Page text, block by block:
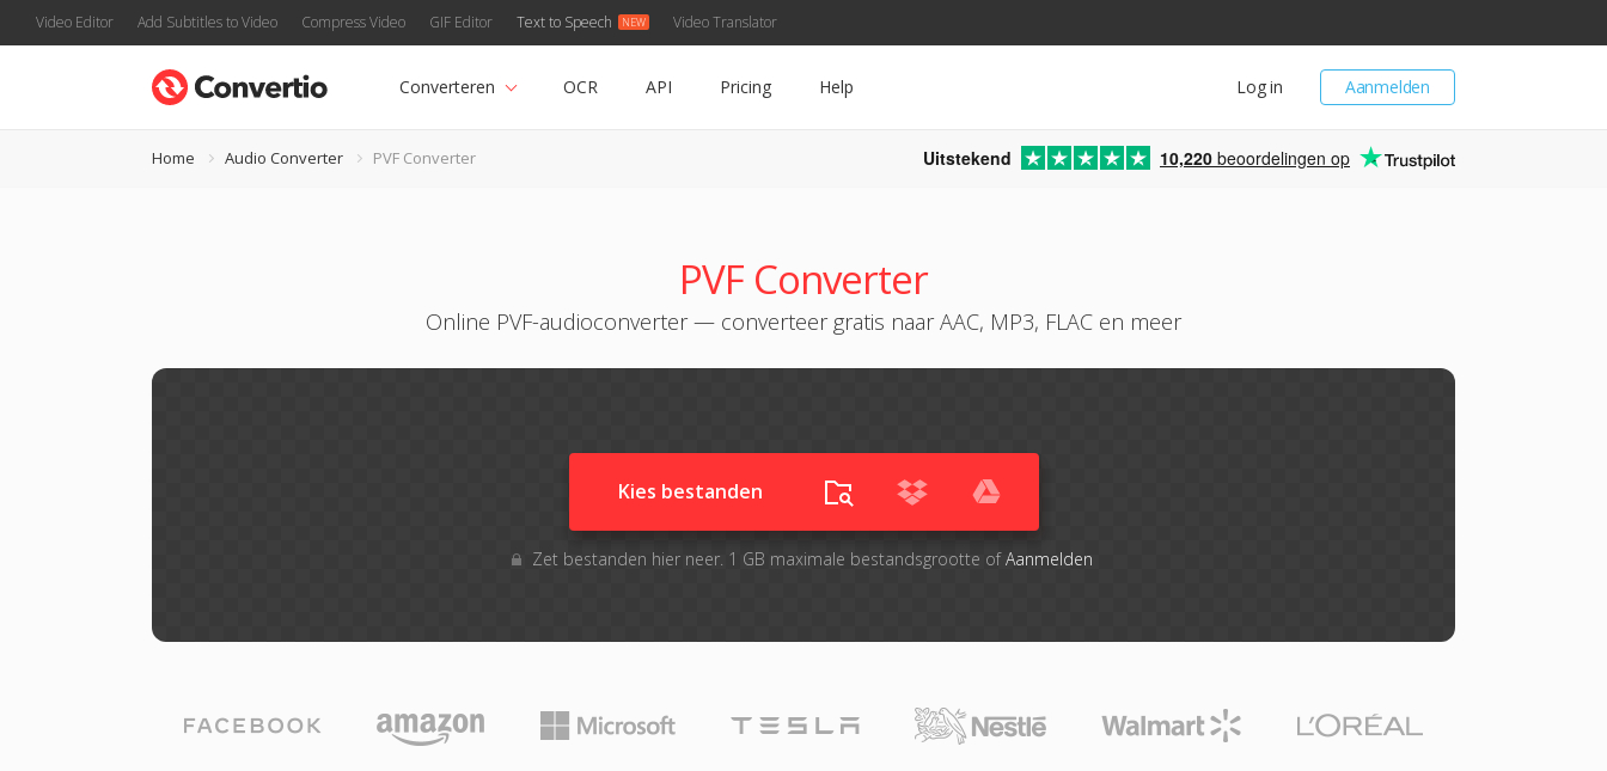
Video Editor Add Subtitles to Video Compress Video GIF Editor Text to Speech Video Translator
Aanmelden
Log in
Converteren OCR API Pricing Help
Home Audio Converter PVF Converter Uitstekend 10,220 beoordelingen op
PVF Converter
Online PVF-audioconverter — converteer gratis naar AAC, MP3, FLAC en meer
Kies bestanden
Zet bestanden hier neer. 1 GB maximale bestandsgrootte ofAanmelden